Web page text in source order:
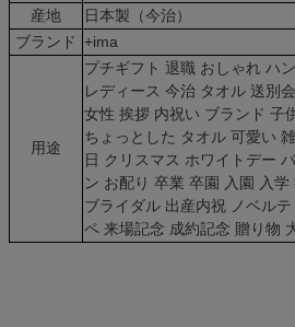
産地
日本製（今治）
ブランド +ima
用途
プチギフト 退職 おしゃれ ハ
レディース 今治 タオル 送別
女性 挨拶 内祝い ブランド 子
ちょっとした タオル 可愛い
日 クリスマス ホワイトデー
ン お配り 卒業 卒園 入園 入
ブライダル 出産内祝 ノベル
ペ 来場記念 成約記念 贈り物